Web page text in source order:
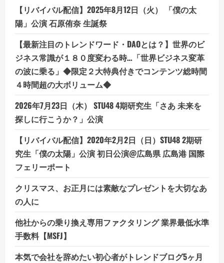
ア
イ
テ
ム
「い
ざ
と
い
う
時
の
た
め
に、
ス
プ
レ
ー
を
手
軽
に
ア
ク
セ
【リバイバル配信】2025年8月12日（火） 「僕の太
陽」公演 石原侑奈 生誕祭
【最新注目のトレンドワード・DAOとは？】世界のビ
ジネス常識が１８０度変わる時…「世界ビジネス変革
の波に乗る」◆限定２大特典付きでコンテンツ総時間
４時間超の大ボリューム◆
2026年7月23日（木） STU48 4期研究生「さあ 未来を
探しに行こうか？」公演
【リバイバル配信】2020年2月2日（日）STU48 2期研
究生「僕の太陽」公演 初日公演@広島県 広島港 国際
フェリーポート
クリスマス、お正月には素敵なプレゼントを大切なあ
の人に
他社からの乗り換え専用ファクタリング 業界最低水準
手数料【MSFJ】
本気で会社を辞めたい初心者がトレンドブログ5ヶ月